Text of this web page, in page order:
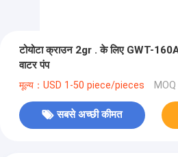
टोयोटा क्राउन 2gr . के लिए GWT-
वाटर पंप
मूल्य：USD 1-50 piece/pieces
सबसे अच्छी कीमत